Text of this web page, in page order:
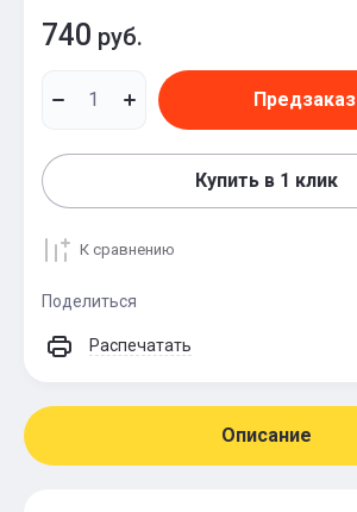
740 руб.
Предзаказ
Купить в 1 клик
К сравнению
Поделиться
Распечатать
Описание